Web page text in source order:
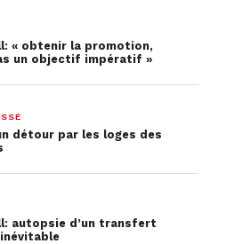
« obtenir la promotion,
un objectif impératif »
détour par les loges des
autopsie d’un transfert